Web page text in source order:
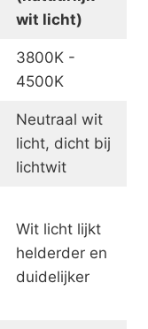
wit licht)
3800K -
4500K
Neutraal wit
licht, dicht bij
lichtwit
Wit licht lijkt
helderder en
duidelijker